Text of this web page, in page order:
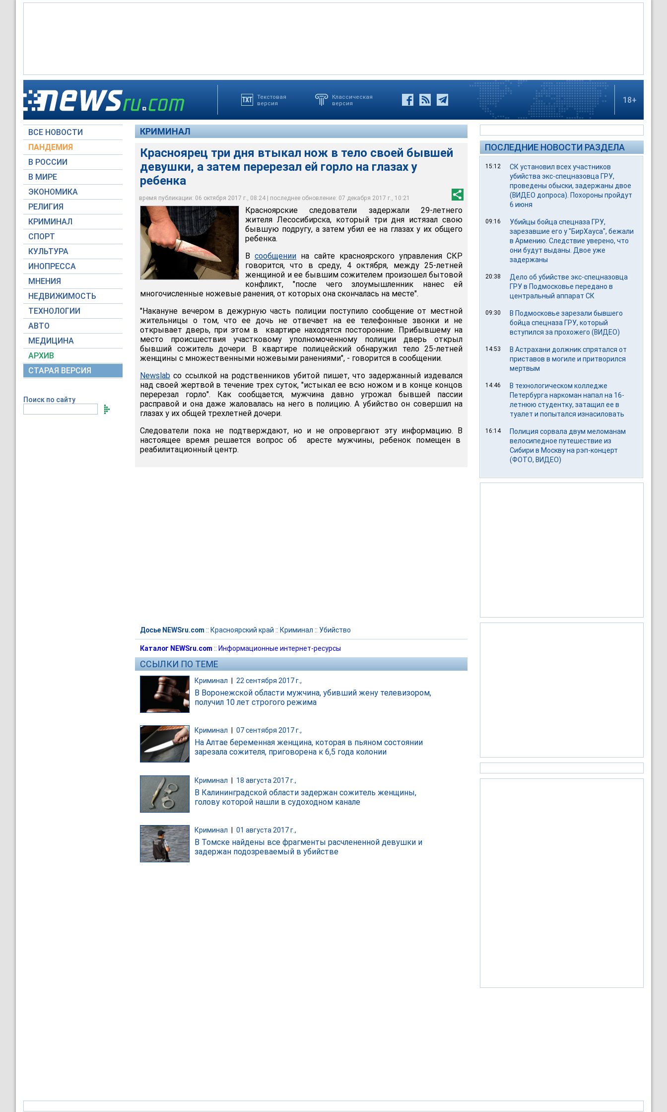
Текстовая
версия
Классическая
версия
18+
ВСЕ НОВОСТИ
ПАНДЕМИЯ
В РОССИИ
В МИРЕ
ЭКОНОМИКА
РЕЛИГИЯ
КРИМИНАЛ
СПОРТ
КУЛЬТУРА
ИНОПРЕССА
МНЕНИЯ
НЕДВИЖИМОСТЬ
ТЕХНОЛОГИИ
АВТО
МЕДИЦИНА
АРХИВ
СТАРАЯ ВЕРСИЯ
Поиск по сайту
КРИМИНАЛ
Красноярец три дня втыкал нож в тело своей бывшей
девушки, а затем перерезал ей горло на глазах у
ребенка
время публикации: 06 октября 2017 г., 08:24 | последнее обновление: 07 декабря 2017 г., 10:21
Красноярец три дня втыкал нож в тело бывшей девушки, а затем перерезал ей горло
на глазах у ребенка
Moscow-Live.ru
Красноярские следователи задержали 29-летнего
жителя Лесосибирска, который три дня истязал свою
бывшую подругу, а затем убил ее на глазах у их общего
ребенка.
Всообщении на сайте красноярского управления СКР
говорится, что в среду, 4 октября, между 25-летней
женщиной и ее бывшим сожителем произошел бытовой
конфликт, "после чего злоумышленник нанес ей
многочисленные ножевые ранения, от которых она скончалась на месте".
"Накануне вечером в дежурную часть полиции поступило сообщение от местной
жительницы о том, что ее дочь не отвечает на ее телефонные звонки и не
открывает дверь, при этом в квартире находятся посторонние. Прибывшему на
место происшествия участковому уполномоченному полиции дверь открыл
бывший сожитель дочери. В квартире полицейский обнаружил тело 25-летней
женщины с множественными ножевыми ранениями", - говорится в сообщении.
Newslab со ссылкой на родственников убитой пишет, что задержанный издевался
над своей жертвой в течение трех суток, "истыкал ее всю ножом и в конце концов
перерезал горло". Как сообщается, мужчина давно угрожал бывшей пассии
расправой и она даже жаловалась на него в полицию. А убийство он совершил на
глазах у их общей трехлетней дочери.
Следователи пока не подтверждают, но и не опровергают эту информацию. В
настоящее время решается вопрос об аресте мужчины, ребенок помещен в
реабилитационный центр.
Досье NEWSru.com :: Красноярский край :: Криминал :: Убийство
Каталог NEWSru.com :: Информационные интернет-ресурсы
ССЫЛКИ ПО ТЕМЕ
Криминал 22 сентября 2017 г.,
В Воронежской области мужчина, убивший жену телевизором,
получил 10 лет строгого режима
Криминал 07 сентября 2017 г.,
На Алтае беременная женщина, которая в пьяном состоянии
зарезала сожителя, приговорена к 6,5 года колонии
Криминал | 18 августа 2017 г.,
В Калининградской области задержан сожитель женщины,
голову которой нашли в судоходном канале
Криминал 01 августа 2017 г.,
В Томске найдены все фрагменты расчлененной девушки и
задержан подозреваемый в убийстве
ПОСЛЕДНИЕ НОВОСТИ РАЗДЕЛА
15:12
СК установил всех участников
убийства экс-спецназовца ГРУ,
проведены обыски, задержаны двое
(ВИДЕО допроса). Похороны пройдут
6 июня
09:16
Убийцы бойца спецназа ГРУ,
зарезавшие его у "БирХауса", бежали
в Армению. Следствие уверено, что
они будут выданы. Двое уже
задержаны
20:38
Дело об убийстве экс-спецназовца
ГРУ в Подмосковье передано в
центральный аппарат СК
09:30
В Подмосковье зарезали бывшего
бойца спецназа ГРУ, который
вступился за прохожего (ВИДЕО)
14:53
В Астрахани должник спрятался от
приставов в могиле и притворился
мертвым
14:46
В технологическом колледже
Петербурга наркоман напал на 16-
летнюю студентку, затащил ее в
туалет и попытался изнасиловать
16:14
Полиция сорвала двум меломанам
велосипедное путешествие из
Сибири в Москву на рэп-концерт
(ФОТО, ВИДЕО)